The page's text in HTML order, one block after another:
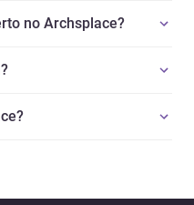
no Archsplace?